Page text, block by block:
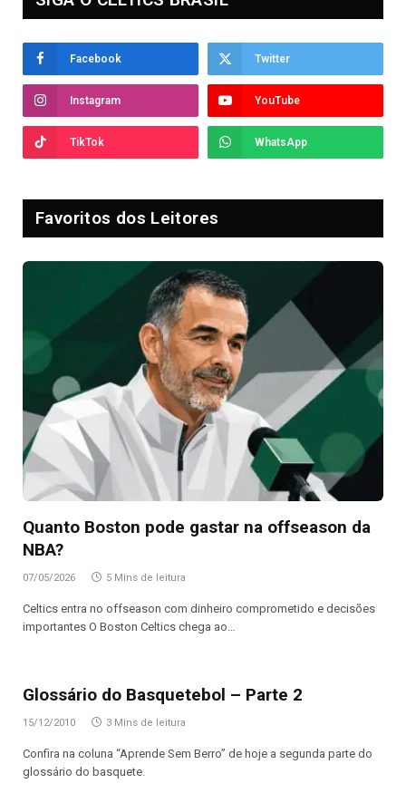
Facebook Twitter
Instagram YouTube
TikTok WhatsApp
Favoritos dos Leitores
Quanto Boston pode gastar na offseason da
NBA?
07/05/2026 5 Mins de leitura
Celtics entra no offseason com dinheiro comprometido e decisões
importantes O Boston Celtics chega ao…
Glossário do Basquetebol – Parte 2
15/12/2010 3 Mins de leitura
Confira na coluna “Aprende Sem Berro” de hoje a segunda parte do
glossário do basquete.